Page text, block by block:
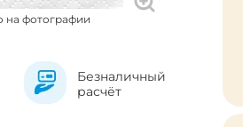
на фотографии
Безналичный
расчёт